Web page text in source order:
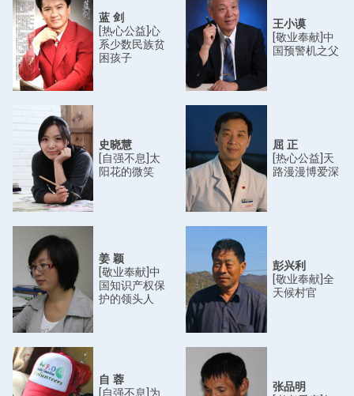
蓝 剑
[热心公益]心
系少数民族贫
困孩子
王小谟
[敬业奉献]中
国预警机之父
史晓慧
[自强不息]太
阳花的微笑
屈 正
[热心公益]天
路漫漫博爱深
姜 颖
[敬业奉献]中
国知识产权保
护的领头人
彭兴利
[敬业奉献]全
天候村官
自 蓉
[自强不息]为
张品明